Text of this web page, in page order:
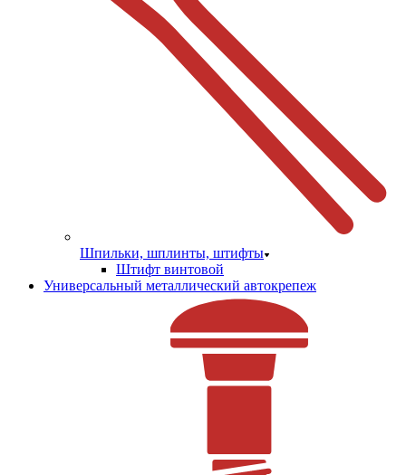
Шпильки, шплинты, штифты
Штифт винтовой
Универсальный металлический автокрепеж